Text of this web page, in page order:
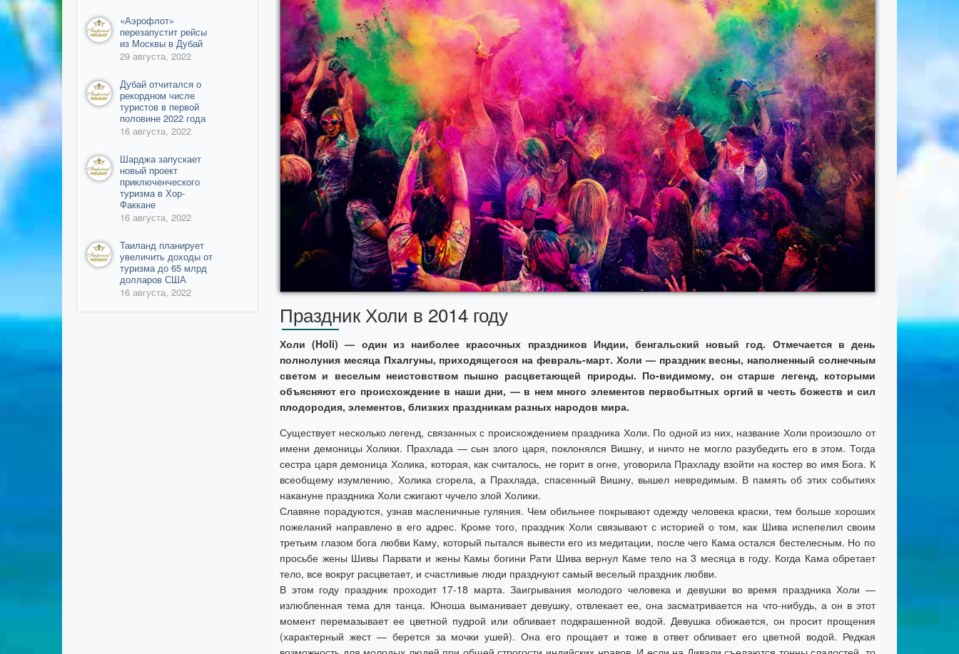
​«Аэрофлот»
перезапустит рейсы
из Москвы в Дубай
29 августа, 2022
Дубай отчитался о
рекордном числе
туристов в первой
половине 2022 года
16 августа, 2022
Шарджа запускает
новый проект
приключенческого
туризма в Хор-
Факкане
16 августа, 2022
Таиланд планирует
увеличить доходы от
туризма до 65 млрд
долларов США
16 августа, 2022
Праздник Холи в 2014 году
Холи (Holi) — один из наиболее красочных праздников Индии, бенгальский новый год. Отмечается в день
полнолуния месяца Пхалгуны, приходящегося на февраль-март. Холи — праздник весны, наполненный солнечным
светом и веселым неистовством пышно расцветающей природы. По-видимому, он старше легенд, которыми
объясняют его происхождение в наши дни, — в нем много элементов первобытных оргий в честь божеств и сил
плодородия, элементов, близких праздникам разных народов мира.
Существует несколько легенд, связанных с происхождением праздника Холи. По одной из них, название Холи произошло от
имени демоницы Холики. Прахлада — сын злого царя, поклонялся Вишну, и ничто не могло разубедить его в этом. Тогда
сестра царя демоница Холика, которая, как считалось, не горит в огне, уговорила Прахладу взойти на костер во имя Бога. К
всеобщему изумлению, Холика сгорела, а Прахлада, спасенный Вишну, вышел невредимым. В память об этих событиях
накануне праздника Холи сжигают чучело злой Холики.
Славяне порадуются, узнав масленичные гуляния. Чем обильнее покрывают одежду человека краски, тем больше хороших
пожеланий направлено в его адрес. Кроме того, праздник Холи связывают с историей о том, как Шива испепелил своим
третьим глазом бога любви Каму, который пытался вывести его из медитации, после чего Кама остался бестелесным. Но по
просьбе жены Шивы Парвати и жены Камы богини Рати Шива вернул Каме тело на 3 месяца в году. Когда Кама обретает
тело, все вокруг расцветает, и счастливые люди празднуют самый веселый праздник любви.
В этом году праздник проходит 17-18 марта. Заигрывания молодого человека и девушки во время праздника Холи —
излюбленная тема для танца. Юноша выманивает девушку, отвлекает ее, она засматривается на что-нибудь, а он в этот
момент перемазывает ее цветной пудрой или обливает подкрашенной водой. Девушка обижается, он просит прощения
(характерный жест — берется за мочки ушей). Она его прощает и тоже в ответ обливает его цветной водой. Редкая